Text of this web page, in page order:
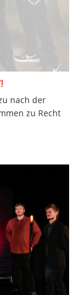
nach der
zu Recht